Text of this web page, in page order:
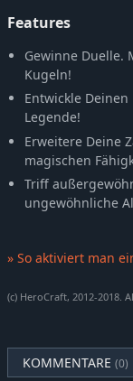
Features
Gewinne Duelle.
Kugeln!
Entwickle
Legende!
Erweitere Deine
magischen
Triff
ungewöhnliche
» So aktiviert man
(c) HeroCraft, 2012-2018.
KOMMENTARE (0)